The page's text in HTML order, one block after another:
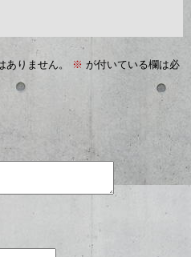
りません。 ※ が付いている欄は必